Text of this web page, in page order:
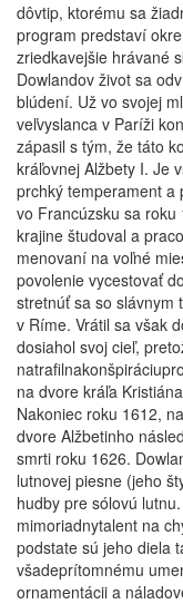
dôvtip, ktorému sa
program predstaví
zriedkavejšie hrávané
Dowlandov život sa
blúdení. Už vo svojej
veľvyslanca v Paríži
zápasil s tým, že táto
kráľovnej Alžbety I. Je
prchký temperament a
vo Francúzsku sa
krajine študoval a
menovaní na voľné
povolenie vycestovať
stretnúť sa so slávnym
v Ríme. Vrátil sa však
dosiahol svoj cieľ,
na dvore kráľa
Nakoniec roku 1612,
dvore Alžbetinho
smrti roku 1626.
lutnovej piesne (jeho
hudby pre sólovú
mimoriadnytalent na
podstate sú jeho diela
všadeprítomnému
ornamentácii a